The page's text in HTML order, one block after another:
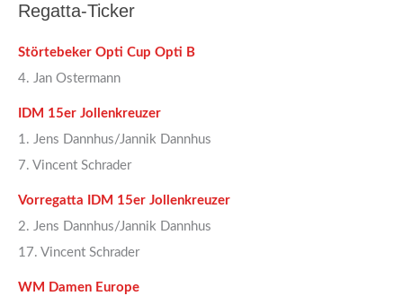
Regatta-Ticker
Störtebeker Opti Cup Opti B
4. Jan Ostermann
IDM 15er Jollenkreuzer
1. Jens Dannhus/Jannik Dannhus
7. Vincent Schrader
Vorregatta IDM 15er Jollenkreuzer
2. Jens Dannhus/Jannik Dannhus
17. Vincent Schrader
WM Damen Europe